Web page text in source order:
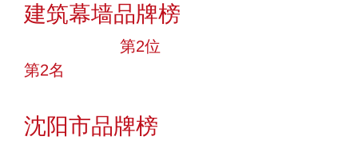
建筑幕墙品牌榜
第2位
第2名
沈阳市品牌榜